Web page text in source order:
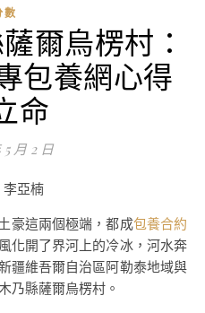
數
爾烏楞村：
包養網心得
命
5 月 2 日
李亞楠
豪這兩個極端，都成包養合約
化開了界河上的冷冰，河水奔
疆維吾爾自治區阿勒泰地域與
縣薩爾烏楞村。